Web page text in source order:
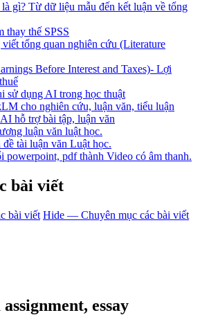
gì? Từ dữ liệu mẫu đến kết luận về tổng
thay thế SPSS
tổng quan nghiên cứu (Literature
Before Interest and Taxes)- Lợi
sử dụng AI trong học thuật
cho nghiên cứu, luận văn, tiểu luận
hỗ trợ bài tập, luận văn
luận văn luật học.
tài luận văn Luật học.
powerpoint, pdf thành Video có âm thanh.
bài viết
bài viết Hide — Chuyên mục các bài viết
essay